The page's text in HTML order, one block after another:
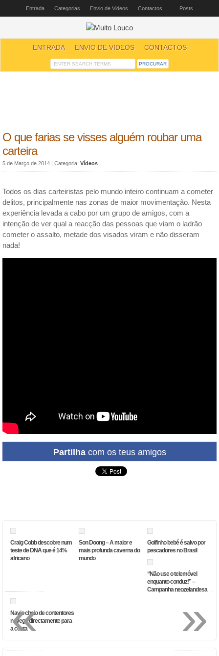
Entrada Categorias Envio de Videos Contactos Posts
ENTRADA ENVIO DE VIDEOS CONTACTOS
O que farias se visses alguém roubar uma
carteira
5 de Março de 2014 | Categoria: Vídeos
Todos os dias carteiristas pelo mundo inteiro continuam a cometer
delitos, principalmente nas zonas de maior movimentação. Nesta
experiência levada a cabo por um grupo de amigos, com a
intenção de ver qual a reacção das pessoas que viam o ladrão
cometer o assalto, metade dos visados viram e não disseram
nada!
Partilhacom os teus amigos
Craig Cobb descobre num
teste de DNA que é 14%
africano
Son Doong – A maior e
mais profunda caverna do
mundo
Golfinho bebé é salvo por
pescadores no Brasil
“Não use o telemóvel
enquanto conduz!” –
Campanha neozelandesa
Navio cheio de contentores
navega directamente para
a costa
»
«